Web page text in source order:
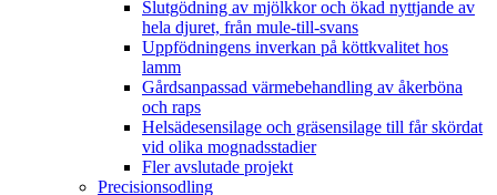
Slutgödning av mjölkkor och ökad nyttjande av
hela djuret, från mule-till-svans
Uppfödningens inverkan på köttkvalitet hos
lamm
Gårdsanpassad värmebehandling av åkerböna
och raps
Helsädesensilage och gräsensilage till får skördat
vid olika mognadsstadier
Fler avslutade projekt
Precisionsodling